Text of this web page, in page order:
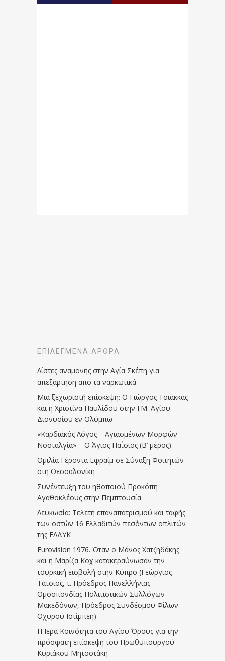
ΕΠΙΛΕΓΜΈΝΑ ΆΡΘΡΑ
Λίστες αναμονής στην Αγία Σκέπη για
απεξάρτηση απο τα ναρκωτικά
Μια ξεχωριστή επίσκεψη: Ο Γιώργος Τσιάκκας
και η Χριστίνα Παυλίδου στην Ι.Μ. Αγίου
Διονυσίου εν Ολύμπω
«Καρδιακός Λόγος – Αγιασμένων Μορφών
Νοσταλγία» – Ο Άγιος Παΐσιος (Β’ μέρος)
Ομιλία Γέροντα Εφραίμ σε Σύναξη Φοιτητών
στη Θεσσαλονίκη
Συνέντευξη του ηθοποιού Προκόπη
Αγαθοκλέους στην Πεμπτουσία
Λευκωσία: Τελετή επαναπατρισμού και ταφής
των οστών 16 Ελλαδιτών πεσόντων οπλιτών
της ΕΛΔΥΚ
Eurovision 1976. Όταν ο Μάνος Χατζηδάκης
και η Μαρίζα Κοχ κατακεραύνωσαν την
τουρκική εισβολή στην Κύπρο (Γεώργιος
Τάτσιος, τ. Πρόεδρος Πανελλήνιας
Ομοσπονδίας Πολιτιστικών Συλλόγων
Μακεδόνων, Πρόεδρος Συνδέσμου Φίλων
Οχυρού Ιστίμπεη)
Η Ιερά Κοινότητα του Αγίου Όρους για την
πρόσφατη επίσκεψη του Πρωθυπουργού
Κυριάκου Μητσοτάκη